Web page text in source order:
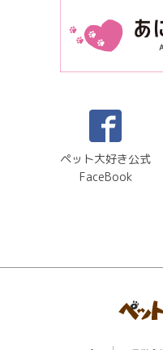
ペット大好き公式
FaceBook